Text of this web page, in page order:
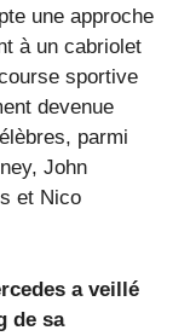
une approche
à un cabriolet
sportive
devenue
parmi
John
et Nico
a veillé
de sa